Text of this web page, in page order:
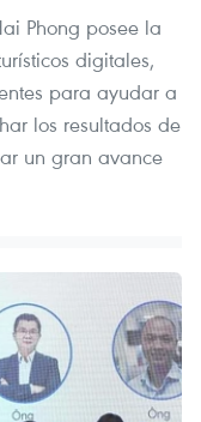
Phong posee la
digitales,
para ayudar a
los resultados de
un gran avance